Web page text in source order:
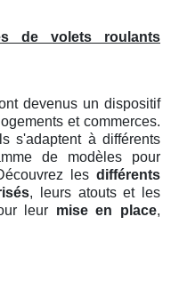
de volets roulants
devenus un dispositif
et commerces.
s'adaptent à différents
de modèles pour
les différents
, leurs atouts et les
leur mise en place,